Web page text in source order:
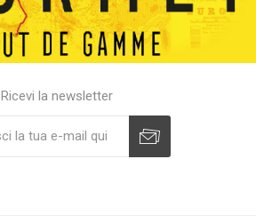
Ricevi la newsletter